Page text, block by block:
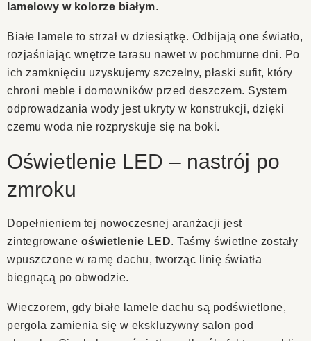
lamelowy w kolorze białym.
Białe lamele to strzał w dziesiątkę. Odbijają one światło,
rozjaśniając wnętrze tarasu nawet w pochmurne dni. Po
ich zamknięciu uzyskujemy szczelny, płaski sufit, który
chroni meble i domowników przed deszczem. System
odprowadzania wody jest ukryty w konstrukcji, dzięki
czemu woda nie rozpryskuje się na boki.
Oświetlenie LED – nastrój po
zmroku
Dopełnieniem tej nowoczesnej aranżacji jest
zintegrowane oświetlenie LED. Taśmy świetlne zostały
wpuszczone w ramę dachu, tworząc linię światła
biegnącą po obwodzie.
Wieczorem, gdy białe lamele dachu są podświetlone,
pergola zamienia się w ekskluzywny salon pod